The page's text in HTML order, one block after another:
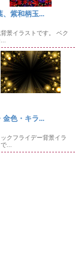
、紫和柄玉...
景イラストです。 ベク
金色・キラ...
クフライデー背景イラ
...